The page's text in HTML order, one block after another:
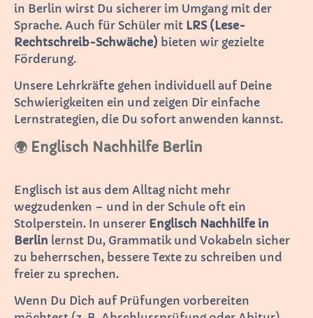
in Berlin wirst Du sicherer im Umgang mit der
Sprache. Auch für Schüler mit LRS (Lese-
Rechtschreib-Schwäche) bieten wir gezielte
Förderung.
Unsere Lehrkräfte gehen individuell auf Deine
Schwierigkeiten ein und zeigen Dir einfache
Lernstrategien, die Du sofort anwenden kannst.
🌍 Englisch Nachhilfe Berlin
Englisch ist aus dem Alltag nicht mehr
wegzudenken – und in der Schule oft ein
Stolperstein. In unserer Englisch Nachhilfe in
Berlin lernst Du, Grammatik und Vokabeln sicher
zu beherrschen, bessere Texte zu schreiben und
freier zu sprechen.
Wenn Du Dich auf Prüfungen vorbereiten